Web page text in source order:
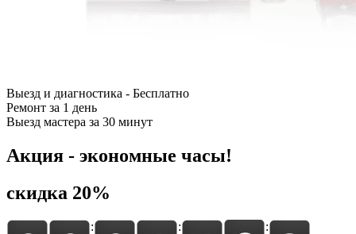
Выезд и диагностика - Бесплатно
Ремонт за 1 день
Выезд мастера за 30 минут
Акция - экономные часы!
cкидка 20%
: : :